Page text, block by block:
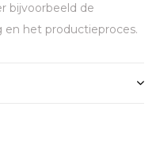
bijvoorbeeld de
het productieproces.